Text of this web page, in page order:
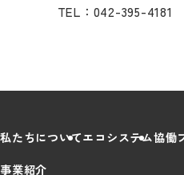
TEL：042-395-4181
私たちについてエコシステム協働
事業紹介